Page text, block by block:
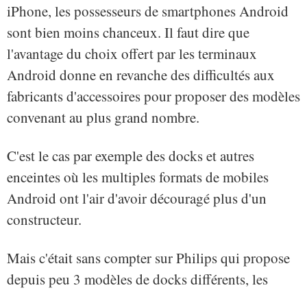
iPhone, les possesseurs de smartphones Android
sont bien moins chanceux. Il faut dire que
l'avantage du choix offert par les terminaux
Android donne en revanche des difficultés aux
fabricants d'accessoires pour proposer des modèles
convenant au plus grand nombre.
C'est le cas par exemple des docks et autres
enceintes où les multiples formats de mobiles
Android ont l'air d'avoir découragé plus d'un
constructeur.
Mais c'était sans compter sur Philips qui propose
depuis peu 3 modèles de docks différents, les